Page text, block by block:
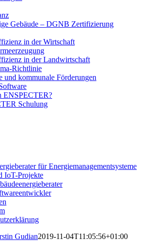
Gebäude – DGNB Zertifizierung
in der Wirtschaft
in der Landwirtschaft
Richtlinie
und kommunale Förderungen
ENSPECTER?
Schulung
für Energiemanagementsysteme
IoT-Projekte
Gudian2019-11-04T11:05:56+01:00